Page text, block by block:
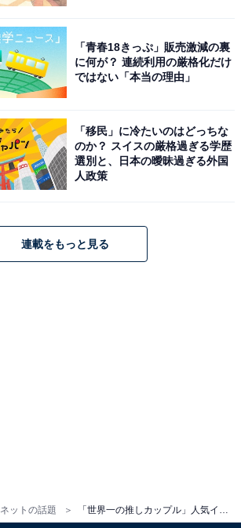
ネットの話題
「青春18きっぷ」販売激減の裏
に何が？ 連続利用の厳格化だけ
ではない「本当の理由」
「移民」に冷たいのはどっちな
のか？ スイスの厳格過ぎる学歴
選別と、日本の曖昧過ぎる外国
人政策
連載をもっと見る